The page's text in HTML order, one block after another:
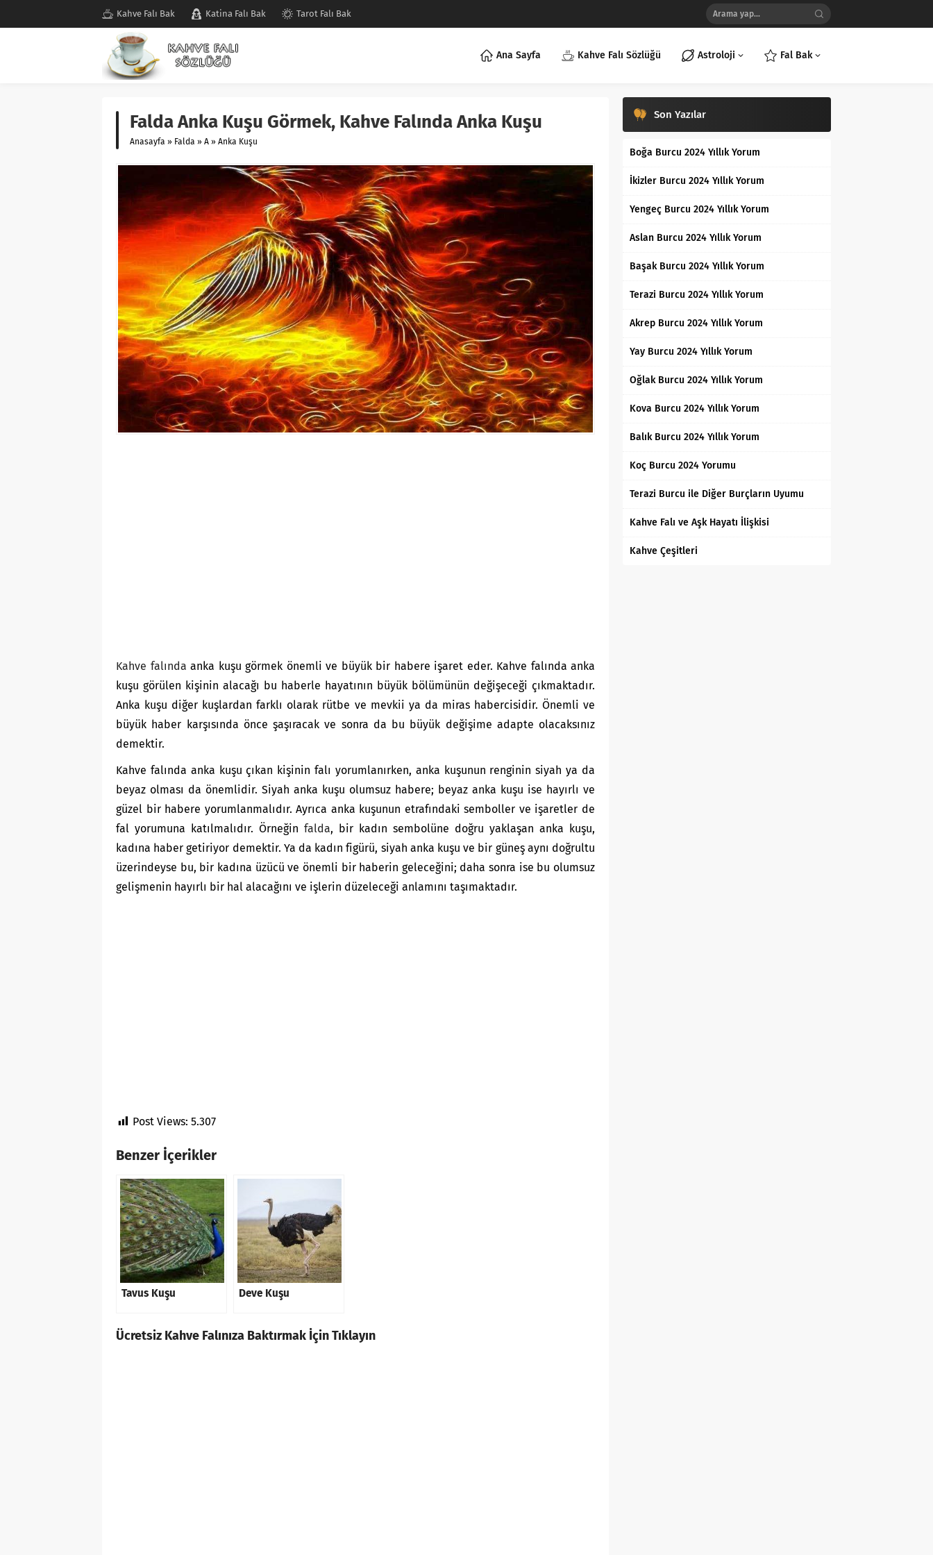
Kahve Falı Bak Katina Falı Bak Tarot Falı Bak
Ana Sayfa Kahve Falı Sözlüğü Astroloji Fal Bak
Falda Anka Kuşu Görmek, Kahve Falında Anka Kuşu
Anasayfa » Falda » A » Anka Kuşu
Kahve falında anka kuşu görmek önemli ve büyük bir habere işaret eder. Kahve falında anka
kuşu görülen kişinin alacağı bu haberle hayatının büyük bölümünün değişeceği çıkmaktadır.
Anka kuşu diğer kuşlardan farklı olarak rütbe ve mevkii ya da miras habercisidir. Önemli ve
büyük haber karşısında önce şaşıracak ve sonra da bu büyük değişime adapte olacaksınız
demektir.
Kahve falında anka kuşu çıkan kişinin falı yorumlanırken, anka kuşunun renginin siyah ya da
beyaz olması da önemlidir. Siyah anka kuşu olumsuz habere; beyaz anka kuşu ise hayırlı ve
güzel bir habere yorumlanmalıdır. Ayrıca anka kuşunun etrafındaki semboller ve işaretler de
fal yorumuna katılmalıdır. Örneğin falda, bir kadın sembolüne doğru yaklaşan anka kuşu,
kadına haber getiriyor demektir. Ya da kadın figürü, siyah anka kuşu ve bir güneş aynı doğrultu
üzerindeyse bu, bir kadına üzücü ve önemli bir haberin geleceğini; daha sonra ise bu olumsuz
gelişmenin hayırlı bir hal alacağını ve işlerin düzeleceği anlamını taşımaktadır.
Post Views: 5.307
Benzer İçerikler
Tavus Kuşu Deve Kuşu
Ücretsiz Kahve Falınıza Baktırmak İçin Tıklayın
Son Yazılar
Boğa Burcu 2024 Yıllık Yorum
İkizler Burcu 2024 Yıllık Yorum
Yengeç Burcu 2024 Yıllık Yorum
Aslan Burcu 2024 Yıllık Yorum
Başak Burcu 2024 Yıllık Yorum
Terazi Burcu 2024 Yıllık Yorum
Akrep Burcu 2024 Yıllık Yorum
Yay Burcu 2024 Yıllık Yorum
Oğlak Burcu 2024 Yıllık Yorum
Kova Burcu 2024 Yıllık Yorum
Balık Burcu 2024 Yıllık Yorum
Koç Burcu 2024 Yorumu
Terazi Burcu ile Diğer Burçların Uyumu
Kahve Falı ve Aşk Hayatı İlişkisi
Kahve Çeşitleri